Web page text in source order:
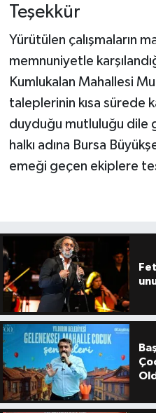
Teşekkür
Yürütülen çalışmaların
memnuniyetle
Kumlukalan Mahallesi
taleplerinin kısa sürede
duyduğu mutluluğu dile
halkı adına Bursa
emeği geçen ekiplere